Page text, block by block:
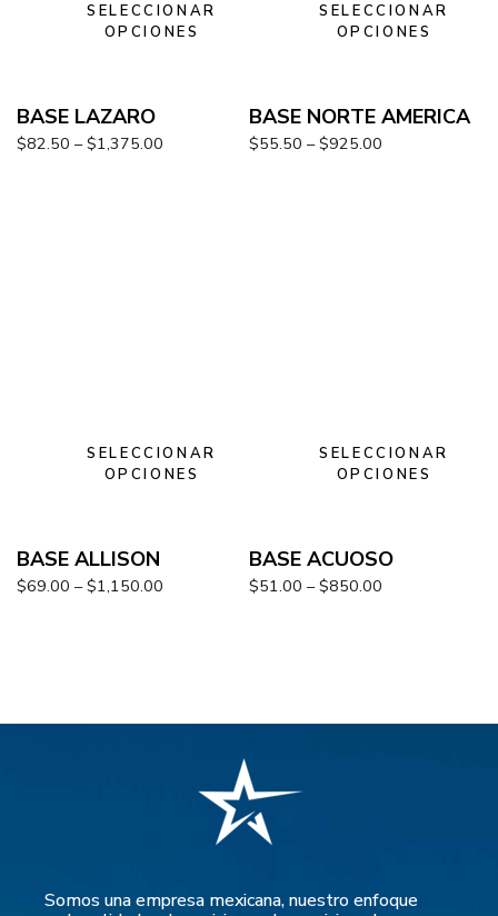
SELECCIONAR
OPCIONES
BASE LAZARO
$82.50 – $1,375.00
SELECCIONAR
OPCIONES
BASE NORTE AMERICA
$55.50 – $925.00
SELECCIONAR
OPCIONES
BASE ALLISON
$69.00 – $1,150.00
SELECCIONAR
OPCIONES
BASE ACUOSO
$51.00 – $850.00
Somos una empresa mexicana, nuestro enfoque